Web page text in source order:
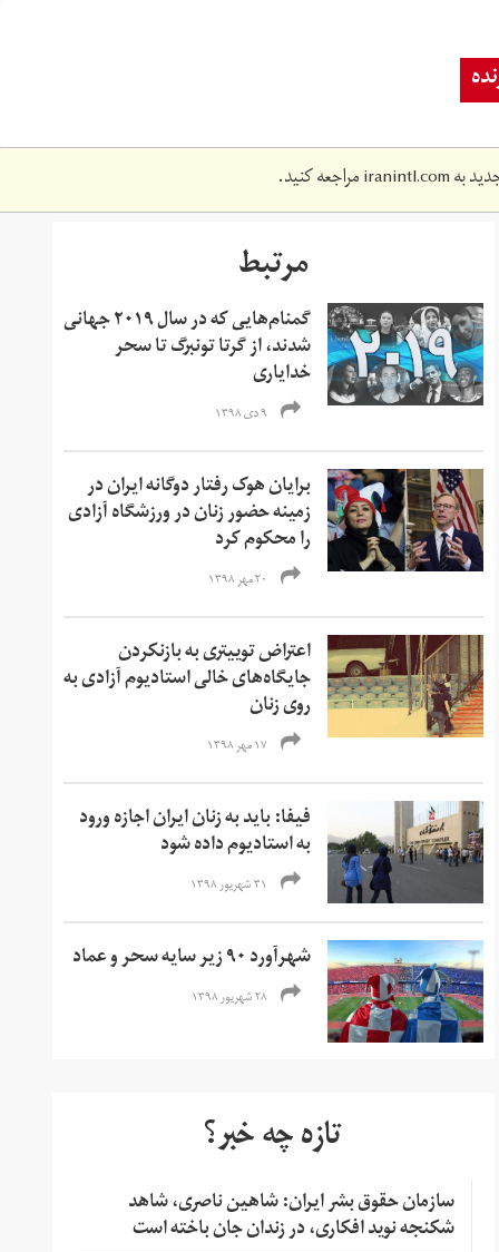
بهiranintl.comمراجعه کنید.
مرتبط
گمنام‌هایی که در سال ۲۰۱۹ جهانی
شدند، از گرتا تونبرگ تا سحر
خدایاری
۹ دی ۱۳۹۸
برایان هوک رفتار دوگانه ایران در
زمینه حضور زنان در ورزشگاه آزادی
را محکوم کرد
۲۰ مهر ۱۳۹۸
اعتراض توییتری به بازنکردن
جایگاه‌های خالی استادیوم آزادی به
روی زنان
۱۷ مهر ۱۳۹۸
فیفا: باید به زنان ایران اجازه ورود
به استادیوم‌ داده شود
۳۱ شهریور ۱۳۹۸
شهرآورد ۹۰ زیر سایه سحر و عماد
۲۸ شهریور ۱۳۹۸
تازه چه خبر؟
سازمان حقوق بشر ایران: شاهین ناصری، شاهد
شکنجه نوید افکاری، در زندان جان باخته است